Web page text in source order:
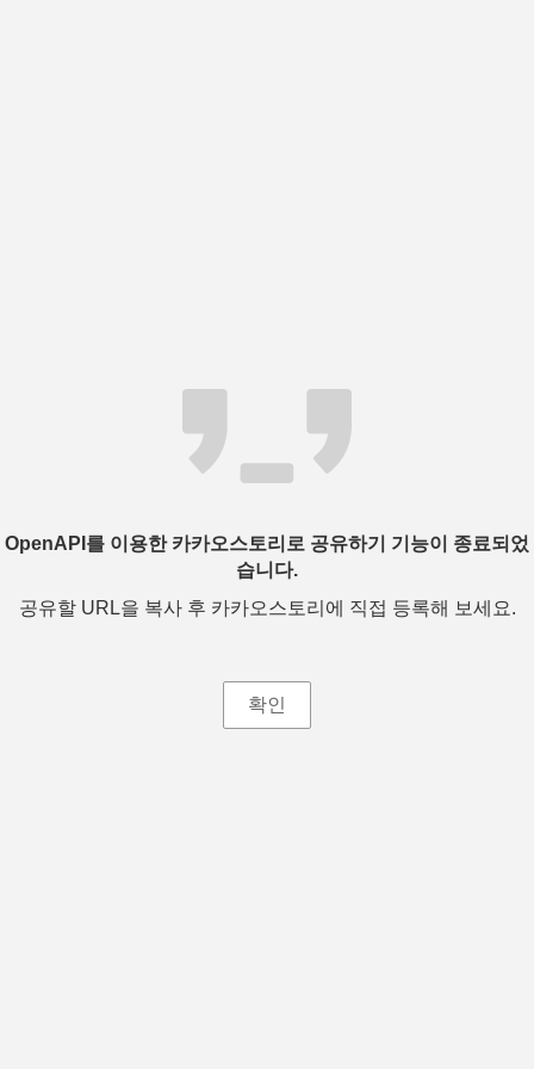
OpenAPI를 이용한 카카오스토리로 공유하기 기능이 종료되었
습니다.
공유할 URL을 복사 후 카카오스토리에 직접 등록해 보세요.
확인